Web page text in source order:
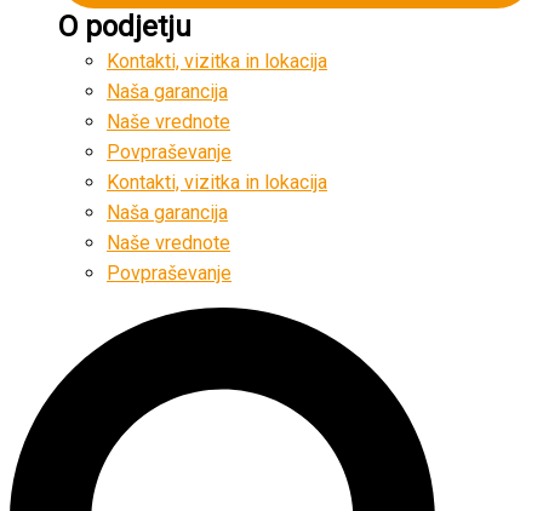
O podjetju
Kontakti, vizitka in lokacija
Naša garancija
Naše vrednote
Povpraševanje
Kontakti, vizitka in lokacija
Naša garancija
Naše vrednote
Povpraševanje